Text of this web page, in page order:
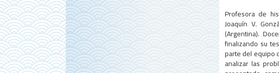
Profesora de
Joaquín V.
(Argentina).
finalizando su
parte del equipo
analizar las